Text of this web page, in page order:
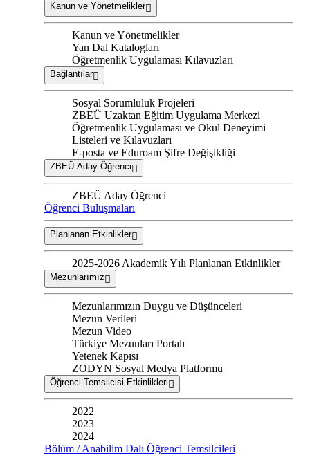
Kanun ve Yönetmelikler
Kanun ve Yönetmelikler
Yan Dal Katalogları
Öğretmenlik Uygulaması Kılavuzları
Bağlantılar
Sosyal Sorumluluk Projeleri
ZBEÜ Uzaktan Eğitim Uygulama Merkezi
Öğretmenlik Uygulaması ve Okul Deneyimi
Listeleri ve Kılavuzları
E-posta ve Eduroam Şifre Değişikliği
ZBEÜ Aday Öğrenci
ZBEÜ Aday Öğrenci
Öğrenci Buluşmaları
Planlanan Etkinlikler
2025-2026 Akademik Yılı Planlanan Etkinlikler
Mezunlarımız
Mezunlarımızın Duygu ve Düşünceleri
Mezun Verileri
Mezun Video
Türkiye Mezunları Portalı
Yetenek Kapısı
ZODYN Sosyal Medya Platformu
Öğrenci Temsilcisi Etkinlikleri
2022
2023
2024
Bölüm / Anabilim Dalı Öğrenci Temsilcileri